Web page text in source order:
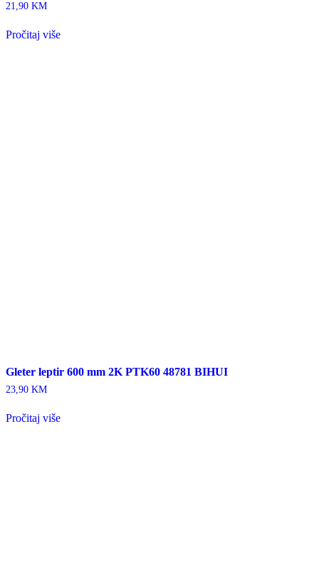
21,90 KM
Pročitaj više
Gleter leptir 600 mm 2K PTK60 48781 BIHUI
23,90 KM
Pročitaj više